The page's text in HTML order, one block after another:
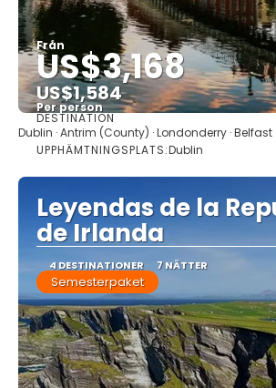
Från
US$3,168
US$1,584
Per person
Se
DESTINATION
Dublin · Antrim (County) · Londonderry · Belfast
UPPHÄMTNINGSPLATS:Dublin
Leyendas de la
de Irlanda
4 DESTINATIONER 7 NÄTTER
Semesterpaket